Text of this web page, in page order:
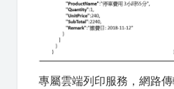
專屬雲端列印服務，網路